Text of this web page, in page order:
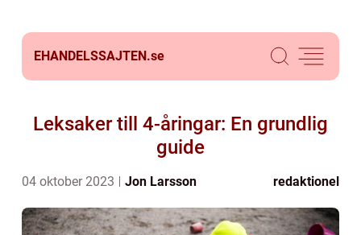
EHANDELSSAJTEN.se
Leksaker till 4-åringar: En grundlig
guide
04 oktober 2023 Jon Larsson redaktionel